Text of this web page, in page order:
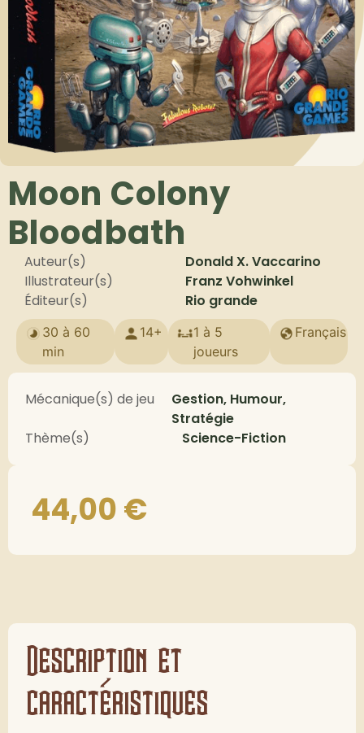
Moon Colony
Bloodbath
Auteur(s)
Donald X. Vaccarino
Illustrateur(s)
Franz Vohwinkel
Éditeur(s)
Rio grande
30 à 60
min
14+
1 à 5
joueurs
Français
Mécanique(s) de jeu
Gestion, Humour,
Stratégie
Thème(s)
Science-Fiction
44,00€
Description et
caractéristiques